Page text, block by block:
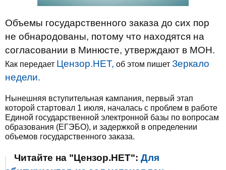
Объемы государственного заказа до сих пор
не обнародованы, потому что находятся на
согласовании в Минюсте, утверждают в МОН.
Как передает Цензор.НЕТ, об этом пишет Зеркало
недели.
Нынешняя вступительная кампания, первый этап
которой стартовал 1 июля, началась с проблем в работе
Единой государственной электронной базы по вопросам
образования (ЕГЭБО), и задержкой в определении
объемов государственного заказа.
Читайте на "Цензор.НЕТ": Для